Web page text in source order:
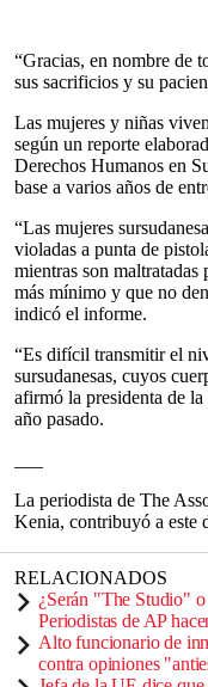
“Gracias, en nombre de
sus sacrificios y su
Las mujeres y niñas
según un reporte
Derechos Humanos en
base a varios años de
“Las mujeres
violadas a punta de
mientras son maltratadas
más mínimo y que no
indicó el informe.
“Es difícil transmitir el
sursudanesas, cuyos
afirmó la presidenta de
año pasado.
La periodista de The
Kenia, contribuyó a este
RELACIONADOS
¿Serán "The Studio"
Periodistas de AP
Alto funcionario de
contra opiniones